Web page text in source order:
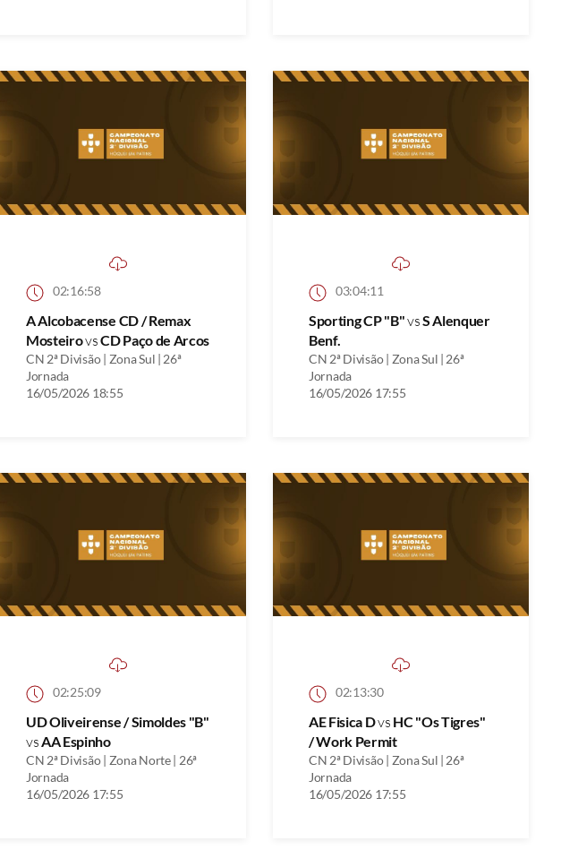
02:16:58
A Alcobacense CD / Remax
MosteirovsCD Paço de Arcos
CN 2ª Divisão | Zona Sul | 26ª
Jornada
16/05/2026 18:55
03:04:11
Sporting CP "B"vsS Alenquer
Benf.
CN 2ª Divisão | Zona Sul | 26ª
Jornada
16/05/2026 17:55
02:25:09
UD Oliveirense / Simoldes "B"
vsAA Espinho
CN 2ª Divisão | Zona Norte | 26ª
Jornada
16/05/2026 17:55
02:13:30
AE Fisica Dvs HC "Os Tigres"
/ Work Permit
CN 2ª Divisão | Zona Sul | 26ª
Jornada
16/05/2026 17:55